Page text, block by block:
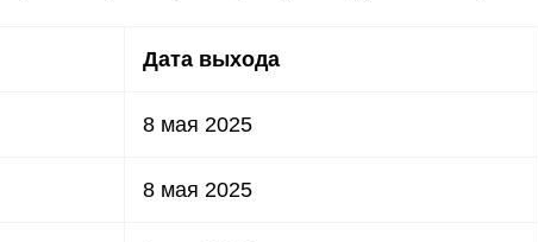
Дата выхода
8 мая 2025
8 мая 2025